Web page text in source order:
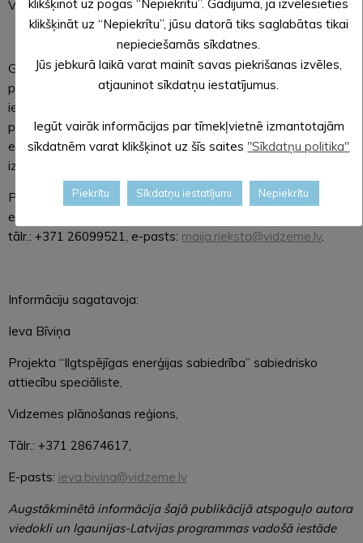
Vidzemes plānošanas reģiona pārstāvjiem.
Grāmata tapusi Igaunijas – Latvijas pārrobežu sadarbības
programmas projekta “Ilgtspējīgas enerģijas sabiedrība”
ietvaros. Tā mērķis ir ar dažādu iesaistošu aktivitāšu
palīdzību veicināt skolēnu un sabiedrības izpratni par
energoefektivitātes jautājumiem, kā arī vērst uzmanību uz
izsvērtu enerģijas patēriņa paradumu ievērošanu ikdienā.
Papildu informācija: Maija Rieksta, projekta „Ilgtspējīgas
enerģijas sabiedrība“ vadītāja Vidzemes plānošanas reģionā,
tālr.: +371 26099521, e-pasts: maija.rieksta@vidzeme.lv.
Informāciju sagatavoja:
Ieva Bīviņa
Projekta “Ilgtspējīgas enerģijas sabiedrība” sabiedrisko
attiecību speciāliste,
Vidzemes plānošanas reģions,
Tālr.: +371 28674617,
E-pasts: ieva.bivina@vidzeme.lv
Augstākminētā informācija šajā publikācijā atspoguļo autora
viedokli un Igaunijas-Latvijas programmas vadošā iestāde
klikšķinot uz pogas “Nepiekrītu”. Gadījumā, ja izvēlēsieties
klikšķināt uz “Nepiekrītu”, jūsu datorā tiks saglabātas tikai
nepieciešamās sīkdatnes.
Jūs jebkurā laikā varat mainīt savas piekrišanas izvēles,
atjauninot sīkdatņu iestatījumus.
Iegūt vairāk informācijas par tīmekļvietnē izmantotajām
sīkdatnēm varat klikšķinot uz šīs saites "Sīkdatņu politika"
Piekrītu Sīkdatņu iestatījumi Nepiekrītu